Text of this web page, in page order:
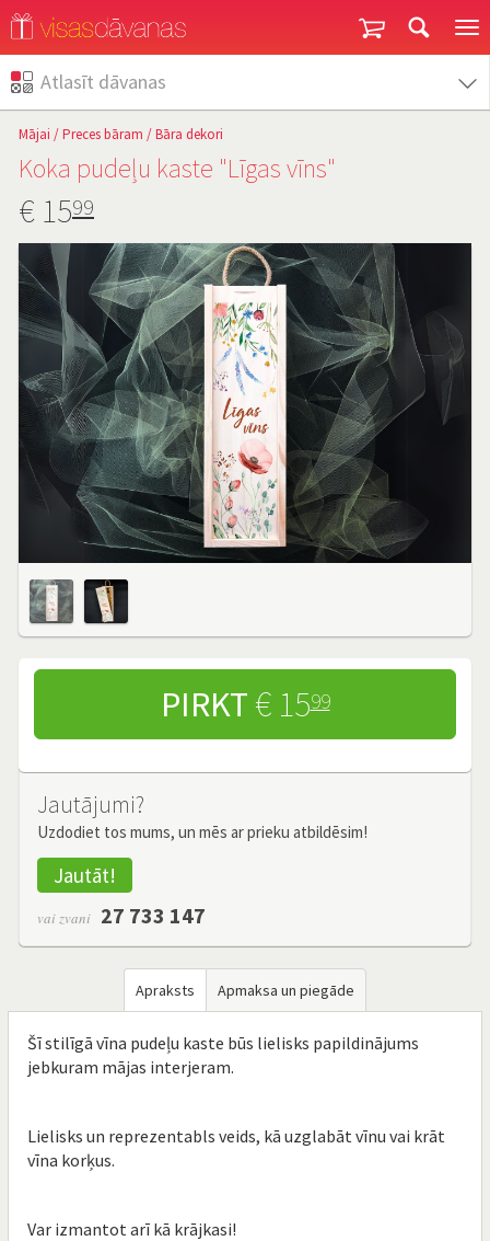
Atlasīt dāvanas
Mājai /Preces bāram /Bāra dekori
Koka pudeļu kaste "Līgas vīns"
€ 1599
PIRKT € 1599
Jautājumi?
Uzdodiet tos mums, un mēs ar prieku atbildēsim!
Jautāt!
vai zvani 27 733 147
Apraksts Apmaksa un piegāde
Šī stilīgā vīna pudeļu kaste būs lielisks papildinājums
jebkuram mājas interjeram.
Lielisks un reprezentabls veids, kā uzglabāt vīnu vai krāt
vīna korķus.
Var izmantot arī kā krājkasi!